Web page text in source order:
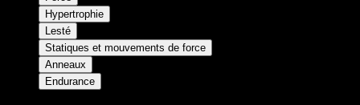
Hypertrophie
Lesté
Statiques et mouvements de force
Anneaux
Endurance